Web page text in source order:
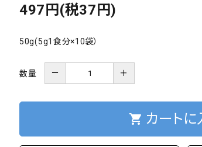
497円(税37円)
50g(5g1食分×10袋）
数量 － ＋
shopping_cart カートに